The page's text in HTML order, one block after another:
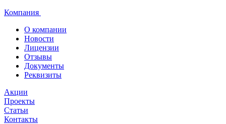
Компания
О компании
Новости
Лицензии
Отзывы
Документы
Реквизиты
Акции
Проекты
Статьи
Контакты